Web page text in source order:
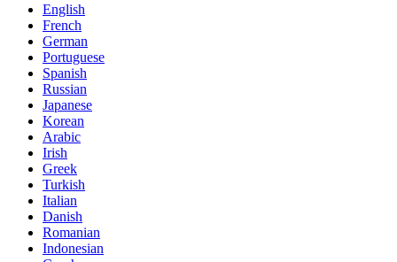
English
French
German
Portuguese
Spanish
Russian
Japanese
Korean
Arabic
Irish
Greek
Turkish
Italian
Danish
Romanian
Indonesian